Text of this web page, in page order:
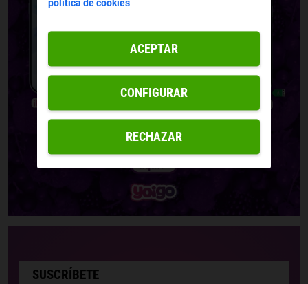
SUSCRÍBETE
política de cookies
RECHAZAR
ACEPTAR
CONFIGURAR